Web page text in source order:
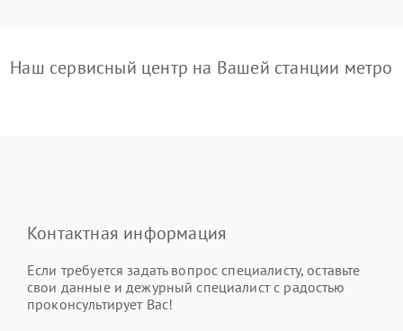
Наш сервисный центр на Вашей станции метро
Контактная информация
Если требуется задать вопрос специалисту, оставьте
свои данные и дежурный специалист с радостью
проконсультирует Вас!